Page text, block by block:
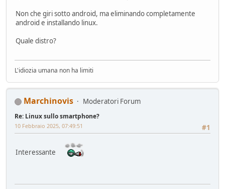
Non che giri sotto android, ma eliminando completamente
android e installando linux.
Quale distro?
L'idiozia umana non ha limiti
Marchinovis Moderatori Forum
Re: Linux sullo smartphone?
#1
10 Febbraio 2025, 07:49:51
Interessante